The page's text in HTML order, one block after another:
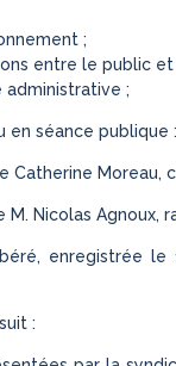
;
entre le public et
;
en séance publique :
Catherine Moreau,
M. Nicolas Agnoux,
enregistrée le
: